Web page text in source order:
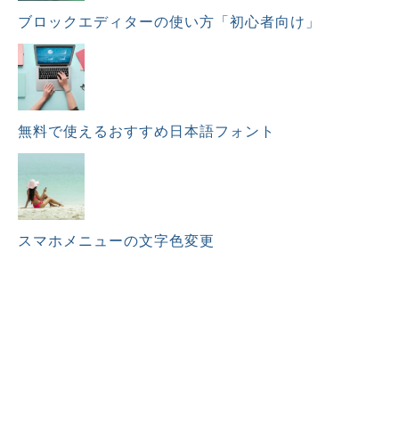
ブロックエディターの使い方「初心者向け」
無料で使えるおすすめ日本語フォント
スマホメニューの文字色変更